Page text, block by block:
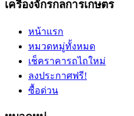
เครื่องจักรกลการเกษตร
หน้าแรก
หมวดหมู่ทั้งหมด
เช็คราคารถไถใหม่
ลงประกาศฟรี!
ซื้อด่วน